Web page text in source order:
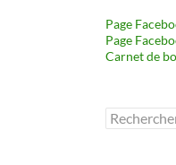
Page
Page
Carnet de
Rechercher :